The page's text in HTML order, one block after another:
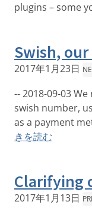
plugins – some
Swish,
2017年1月23日
-- 2018-09-03
swish number,
as a payment
きを読む
Clarifying
2017年1月13日